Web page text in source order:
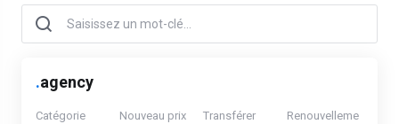
.agency
Catégorie Nouveau prix Transférer
Renouvelleme